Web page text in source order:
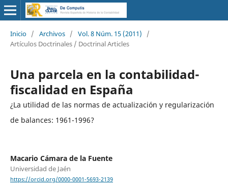
Inicio / Archivos / Vol. 8 Núm. 15 (2011)
/
Artículos Doctrinales / Doctrinal Articles
Una parcela en la contabilidad-
fiscalidad en España
¿La utilidad de las normas de actualización y regularización
de balances: 1961-1996?
Macario Cámara de la Fuente
Universidad de Jaén
https://orcid.org/0000-0001-5693-2139